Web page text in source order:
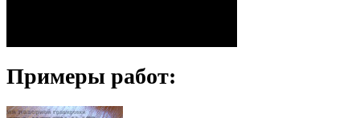
Примеры работ: